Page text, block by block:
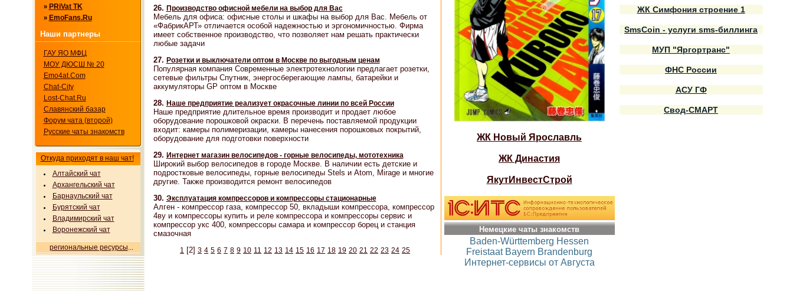
» PRiVat TK
» EmoFans.Ru
Наши партнеры
ГАУ ЯО МФЦ
МОУ ДЮСШ № 20
Emo4at.Com
Chat-City
Lost-Chat.Ru
Славянский базар
Форум чата (второй)
Русские чаты знакомств
Откуда приходят в наш чат!
Алтайский чат
Архангельский чат
Барнаульский чат
Бурятский чат
Владимирский чат
Воронежский чат
региональные ресурсы
26. Производство офисной мебели на выбор для Вас
Мебель для офиса: офисные столы и шкафы на выбор для Вас. Мебель от
«ФабрикАРТ» отличается особой надежностью и эргономичностью. Фирма
имеет собственное производство, что позволяет нам решать практически
любые задачи
27. Розетки и выключатели оптом в Москве по выгодным ценам
Популярная компания Современные электротехнологии предлагает розетки,
сетевые фильтры Спутник, энергосберегающие лампы, батарейки и
аккумуляторы GP оптом в Москве
28. Наше предприятие реализует окрасочные линии по всей России
Наше предприятие длительное время производит и продает любое
оборудование порошковой окраски. В перечень поставляемой продукции
входит: камеры полимеризации, камеры нанесения порошковых покрытий,
оборудование для подготовки поверхности
29. Интернет магазин велосипедов - горные велосипеды, мототехника
Широкий выбор велосипедов в городе Москве. В наличии есть детские и
подростковые велосипеды, горные велосипеды Stels и Аtom, Mirage и многие
другие. Также производится ремонт велосипедов
30. Эксплуатация компрессоров и компрессоры стационарные
Алген - компрессор газа, компрессор 50, вкладыши компрессора, компрессор
4ву и компрессоры купить и реле компрессора и компрессоры сервис и
компрессор укс 400, компрессоры самара и компрессор борец и станция
смазочная
1 [2] 3 4 5 6 7 8 9 10 11 12 13 14 15 16 17 18 19 20 21 22 23 24 25
ЖК Новый Ярославль
ЖК Династия
ЯкутИнвестСтрой
Немецкие чаты знакомств
Baden-Württemberg Hessen
Freistaat Bayern Brandenburg
Интернет-сервисы от Августа
ЖК Симфония строение 1
SmsCoin - услуги sms-биллинга
МУП "Яргортранс"
ФНС России
АСУ ГФ
Свод-СМАРТ